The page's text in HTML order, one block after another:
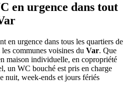
en urgence dans tout
en urgence dans tous les quartiers de
communes voisines du Var. Que
maison individuelle, en copropriété
un WC bouché est pris en charge
nuit, week-ends et jours fériés